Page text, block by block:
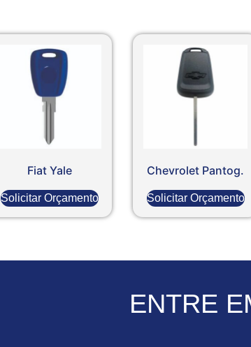
Fiat Yale
Solicitar Orçamento
Chevrolet Pantog.
Solicitar Orçamento
ENTRE